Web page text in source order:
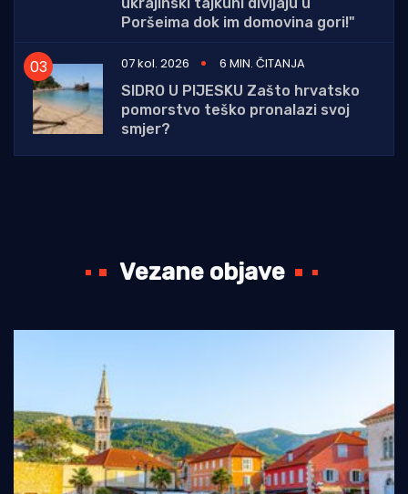
Poršeima dok im domovina gori!"
07 kol. 2026
6 MIN. ČITANJA
SIDRO U PIJESKU Zašto hrvatsko
pomorstvo teško pronalazi svoj
smjer?
Vezane objave